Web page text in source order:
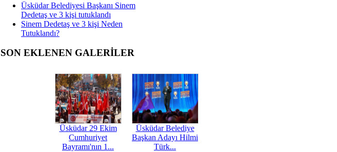
Üsküdar Belediyesi Başkanı Sinem
Dedetaş ve 3 kişi tutuklandı
Sinem Dedetaş ve 3 kişi Neden
Tutuklandı?
SON EKLENEN GALERİLER
Üsküdar 29 Ekim
Cumhuriyet
Bayramı'nın 1...
Üsküdar Belediye
Başkan Adayı Hilmi
Türk...